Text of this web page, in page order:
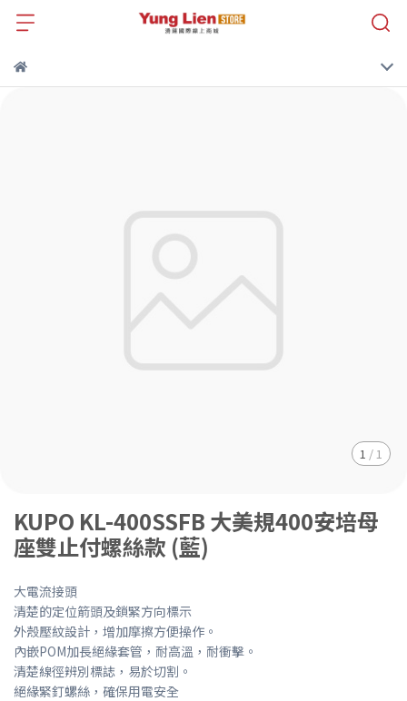
1 / 1
KUPO KL-400SSFB 大美規400安培母
座雙止付螺絲款 (藍)
大電流接頭
清楚的定位箭頭及鎖緊方向標示
外殼壓紋設計，增加摩擦方便操作。
內嵌POM加長絕緣套管，耐高溫，耐衝擊。
清楚線徑辨別標誌，易於切割。
絕緣緊釘螺絲，確保用電安全